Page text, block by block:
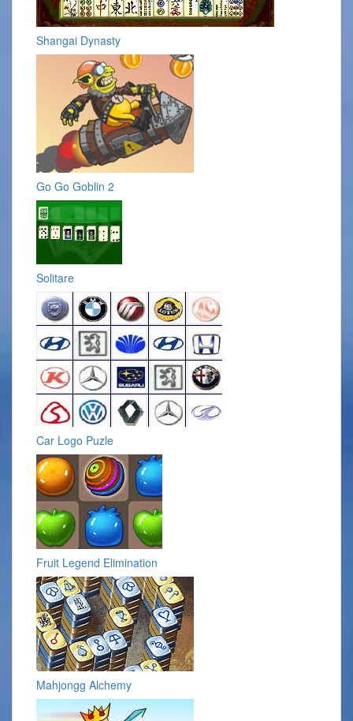
Shangai Dynasty
Go Go Goblin 2
Solitare
Car Logo Puzle
Fruit Legend Elimination
Mahjongg Alchemy